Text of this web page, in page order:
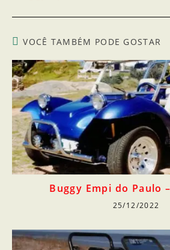
VOCÊ TAMBÉM PODE GOSTAR
Buggy Empi do Paulo
25/12/2022